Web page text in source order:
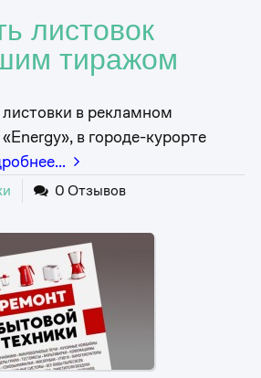
листовок
тиражом
в рекламном
«Energy», в городе-курорте
0 Отзывов